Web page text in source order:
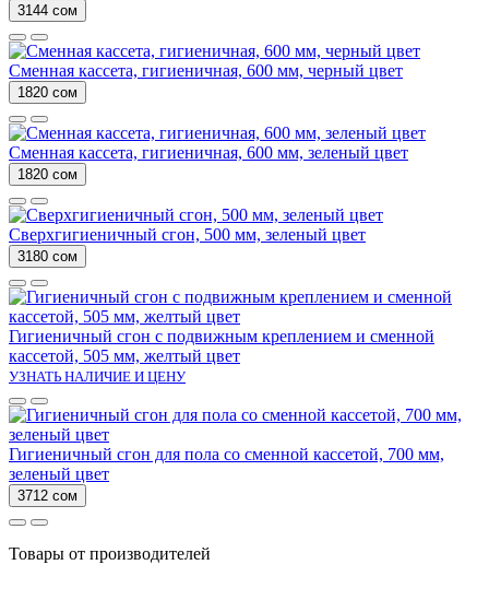
3144 сом
Сменная кассета, гигиеничная, 600 мм, черный цвет
1820 сом
Сменная кассета, гигиеничная, 600 мм, зеленый цвет
1820 сом
Сверхгигиеничный сгон, 500 мм, зеленый цвет
3180 сом
Гигиеничный сгон с подвижным креплением и сменной
кассетой, 505 мм, желтый цвет
УЗНАТЬ НАЛИЧИЕ И ЦЕНУ
Гигиеничный сгон для пола со сменной кассетой, 700 мм,
зеленый цвет
3712 сом
Товары от производителей